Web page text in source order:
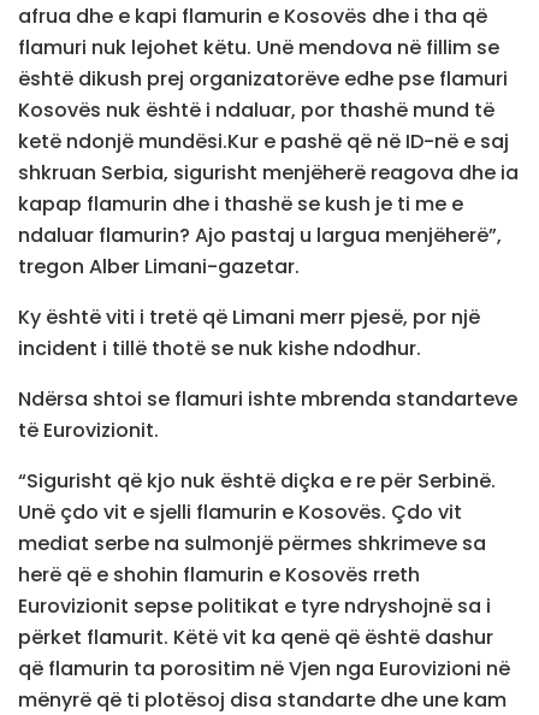
afrua dhe e kapi flamurin e Kosovës dhe i tha që
flamuri nuk lejohet këtu. Unë mendova në fillim se
është dikush prej organizatorëve edhe pse flamuri
Kosovës nuk është i ndaluar, por thashë mund të
ketë ndonjë mundësi.Kur e pashë që në ID-në e saj
shkruan Serbia, sigurisht menjëherë reagova dhe ia
kapap flamurin dhe i thashë se kush je ti me e
ndaluar flamurin? Ajo pastaj u largua menjëherë”,
tregon Alber Limani-gazetar.
Ky është viti i tretë që Limani merr pjesë, por një
incident i tillë thotë se nuk kishe ndodhur.
Ndërsa shtoi se flamuri ishte mbrenda standarteve
të Eurovizionit.
“Sigurisht që kjo nuk është diçka e re për Serbinë.
Unë çdo vit e sjelli flamurin e Kosovës. Çdo vit
mediat serbe na sulmonjë përmes shkrimeve sa
herë që e shohin flamurin e Kosovës rreth
Eurovizionit sepse politikat e tyre ndryshojnë sa i
përket flamurit. Këtë vit ka qenë që është dashur
që flamurin ta porositim në Vjen nga Eurovizioni në
mënyrë që ti plotësoj disa standarte dhe une kam